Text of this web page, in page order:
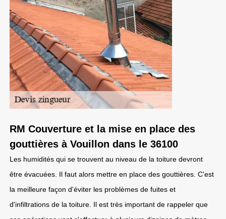
RM Couverture et la mise en place des
gouttières à Vouillon dans le 36100
Les humidités qui se trouvent au niveau de la toiture devront
être évacuées. Il faut alors mettre en place des gouttières. C'est
la meilleure façon d'éviter les problèmes de fuites et
d'infiltrations de la toiture. Il est très important de rappeler que